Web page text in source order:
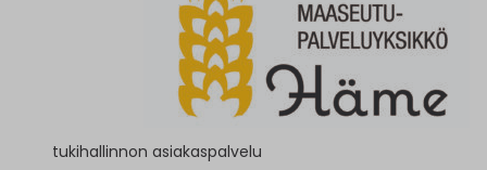
tukihallinnon asiakaspalvelu